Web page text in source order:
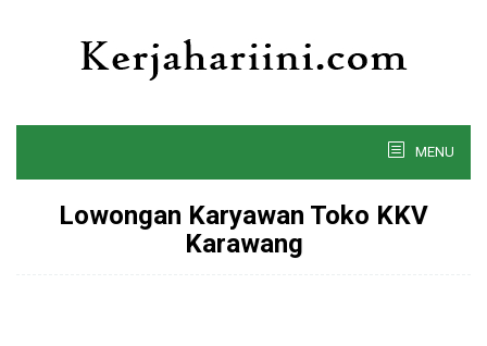
MENU
Lowongan Karyawan Toko KKV
Karawang